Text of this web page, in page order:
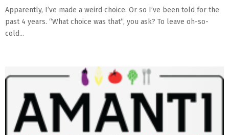
Apparently, I’ve made a weird choice. Or so I’ve been told for the
past 4 years. “What choice was that“, you ask? To leave oh-so-
cold...